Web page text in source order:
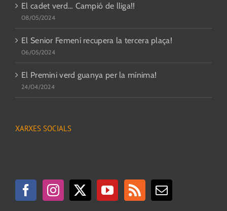
El cadet verd… Campió de lliga!!
08/05/2024
El Senior Femení recupera la tercera plaça!
06/05/2024
El Premini verd guanya per la mínima!
24/04/2024
XARXES SOCIALS